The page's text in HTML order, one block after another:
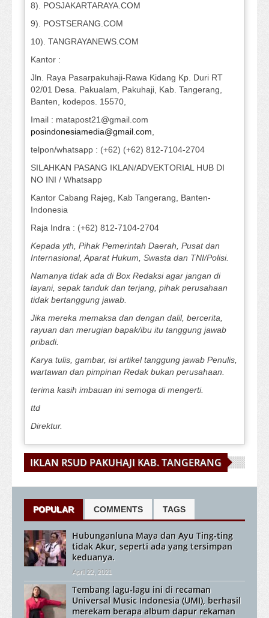
8). POSJAKARTARAYA.COM
9). POSTSERANG.COM
10). TANGRAYANEWS.COM
Kantor :
Jln. Raya Pasarpakuhaji-Rawa Kidang Kp. Duri RT
02/01 Desa. Pakualam, Pakuhaji, Kab. Tangerang,
Banten, kodepos. 15570,
Imail : matapost21@gmail.com
posindonesiamedia@gmail.com
telpon/whatsapp : (+62) (+62) 812-7104-2704
SILAHKAN PASANG IKLAN/ADVEKTORIAL HUB DI
NO INI / Whatsapp
Kantor Cabang Rajeg, Kab Tangerang, Banten-
Indonesia
Raja Indra : (+62) 812-7104-2704
Kepada yth, Pihak Pemerintah Daerah, Pusat dan
Internasional, Aparat Hukum, Swasta dan TNI/Polisi.
Namanya tidak ada di Box Redaksi agar jangan di
layani, sepak tanduk dan terjang, pihak perusahaan
tidak bertanggung jawab.
Jika mereka memaksa dan dengan dalil, bercerita,
rayuan dan merugian bapak/ibu itu tanggung jawab
pribadi.
Karya tulis, gambar, isi artikel tanggung jawab Penulis,
wartawan dan pimpinan Redak bukan perusahaan.
terima kasih imbauan ini semoga di mengerti.
ttd
Direktur.
IKLAN RSUD PAKUHAJI KAB. TANGERANG
POPULAR COMMENTS TAGS
Hubunganluna Maya dan Ayu Ting-ting
tidak Akur, seperti ada yang tersimpan
keduanya.
April 22, 2021
Tembang lagu-lagu ini di recaman
Universal Music Indonesia (UMI), berhasil
merekam berapa album dapur rekaman